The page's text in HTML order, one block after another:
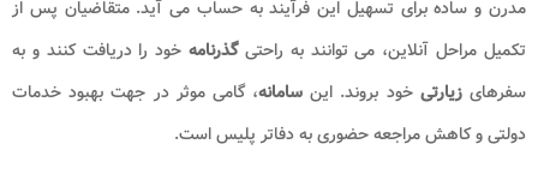
مدرن و ساده برای تسهیل این فرآیند به حساب می آید. متقاضیان پس از
تکمیل مراحل آنلاین، می توانند به راحتیگذرنامه خود را دریافت کنند و به
سفرهایزیارتیخود بروند. این سامانه، گامی موثر در جهت بهبود خدمات
دولتی و کاهش مراجعه حضوری به دفاتر پلیس است.